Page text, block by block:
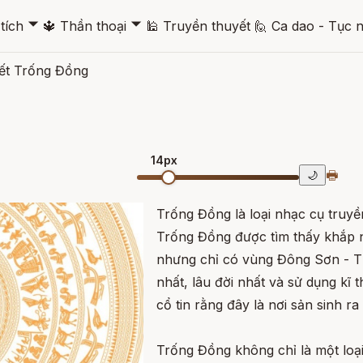
🞃 🔱 Thần thoại 🞃 🕌 Truyền thuyết 🙋 Ca dao - Tục
Trống Đồng
14px
🌙 🖶
Trống Đồng là loại nhạc cụ
Trống Đồng được tìm thấy khắp
nhưng chỉ có vùng Đông Sơn -
nhất, lâu đời nhất và sử dụng kĩ
cổ tin rằng đây là nơi sản sinh
Trống Đồng không chỉ là một